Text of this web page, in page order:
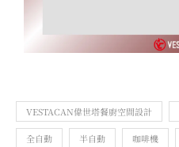
VESTACAN偉世塔餐廚空間設計
全自動 半自動 咖啡機